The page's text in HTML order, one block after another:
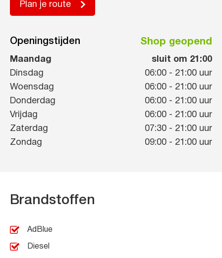
Plan je route
Openingstijden Shop geopend
Maandag
sluit om 21:00
Dinsdag
06:00 - 21:00 uur
Woensdag
06:00 - 21:00 uur
Donderdag
06:00 - 21:00 uur
Vrijdag
06:00 - 21:00 uur
Zaterdag
07:30 - 21:00 uur
Zondag
09:00 - 21:00 uur
Brandstoffen
AdBlue
Diesel